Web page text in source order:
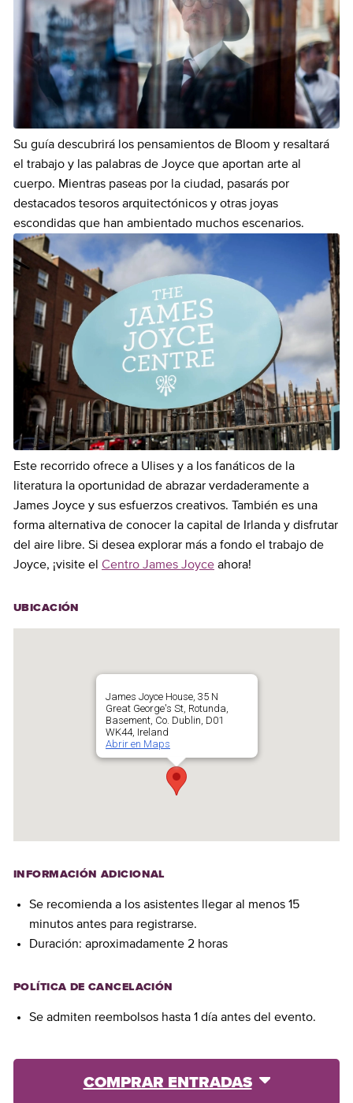
Su guía descubrirá los pensamientos de Bloom y resaltará
el trabajo y las palabras de Joyce que aportan arte al
cuerpo. Mientras paseas por la ciudad, pasarás por
destacados tesoros arquitectónicos y otras joyas
escondidas que han ambientado muchos escenarios.
Este recorrido ofrece a Ulises y a los fanáticos de la
literatura la oportunidad de abrazar verdaderamente a
James Joyce y sus esfuerzos creativos. También es una
forma alternativa de conocer la capital de Irlanda y disfrutar
del aire libre. Si desea explorar más a fondo el trabajo de
Joyce, ¡visite el Centro James Joyce ahora!
UBICACIÓN
James Joyce House, 35 N
Great George's St, Rotunda,
Basement, Co. Dublin, D01
WK44, Ireland
Abrir en Maps
INFORMACIÓN ADICIONAL
Se recomienda a los asistentes llegar al menos 15
minutos antes para registrarse.
Duración: aproximadamente 2 horas
POLÍTICA DE CANCELACIÓN
Se admiten reembolsos hasta 1 día antes del evento.
COMPRAR ENTRADAS